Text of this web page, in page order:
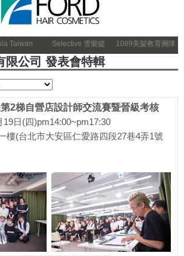
Taiwan Selective 雪樂媞 1089美髮教育團隊
限公司 發表會特輯
2梯自營店設計師交流賽暨晉級考核
日(四)pm14:00~pm17:30
(台北市大安區仁愛路四段27巷4弄1號